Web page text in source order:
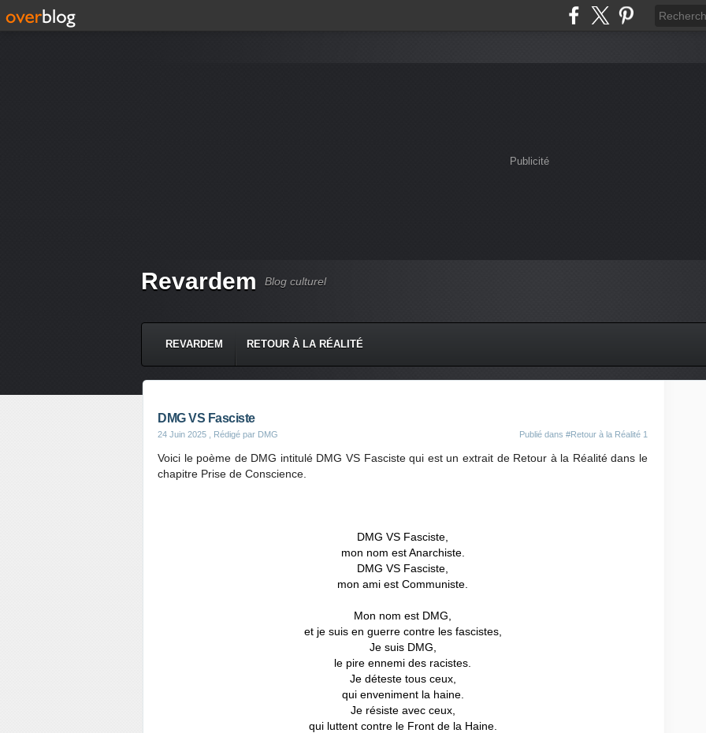
Publicité
Revardem Blog culturel
REVARDEM RETOUR À LA RÉALITÉ
DMG VS Fasciste
24 Juin 2025 , Rédigé par DMG Publié dans #Retour à la Réalité 1
Voici le poème de DMG intitulé DMG VS Fasciste qui est un extrait de Retour à la Réalité dans le
chapitre Prise de Conscience.
DMG VS Fasciste,
mon nom est Anarchiste.
DMG VS Fasciste,
mon ami est Communiste.
Mon nom est DMG,
et je suis en guerre contre les fascistes,
Je suis DMG,
le pire ennemi des racistes.
Je déteste tous ceux,
qui enveniment la haine.
Je résiste avec ceux,
qui luttent contre le Front de la Haine.